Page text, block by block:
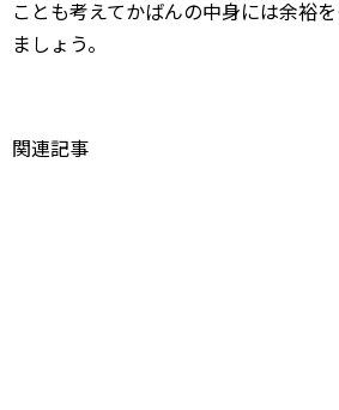
ことも考えてかばんの中身には余裕
ましょう。
関連記事